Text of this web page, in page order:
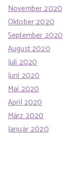
November 2020
Oktober 2020
September 2020
August 2020
Juli 2020
Juni 2020
Mai 2020
April 2020
März 2020
Januar 2020